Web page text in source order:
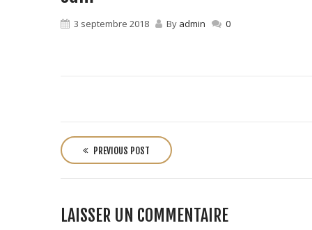
3 septembre 2018 By admin 0
o
s
t
n
a
PREVIOUS POST
LAISSER UN COMMENTAIRE